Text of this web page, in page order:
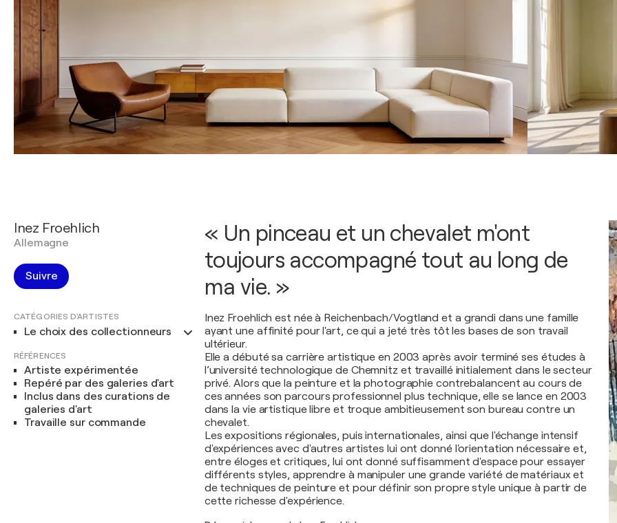
Inez Froehlich
Allemagne
Suivre
CATÉGORIES D'ARTISTES
Le choix des collectionneurs
RÉFÉRENCES
Artiste expérimentée
Repéré par des galeries d'art
Inclus dans des curations de
galeries d'art
Travaille sur commande
« Un pinceau et un chevalet m'ont
toujours accompagné tout au long de
ma vie. »
Inez Froehlich est née à Reichenbach/Vogtland et a grandi dans une famille
ayant une affinité pour l'art, ce qui a jeté très tôt les bases de son travail
ultérieur.
Elle a débuté sa carrière artistique en 2003 après avoir terminé ses études à
l’université technologique de Chemnitz et travaillé initialement dans le secteur
privé. Alors que la peinture et la photographie contrebalancent au cours de
ces années son parcours professionnel plus technique, elle se lance en 2003
dans la vie artistique libre et troque ambitieusement son bureau contre un
chevalet.
Les expositions régionales, puis internationales, ainsi que l'échange intensif
d'expériences avec d'autres artistes lui ont donné l'orientation nécessaire et,
entre éloges et critiques, lui ont donné suffisamment d'espace pour essayer
différents styles, apprendre à manipuler une grande variété de matériaux et
de techniques de peinture et pour définir son propre style unique à partir de
cette richesse d'expérience.